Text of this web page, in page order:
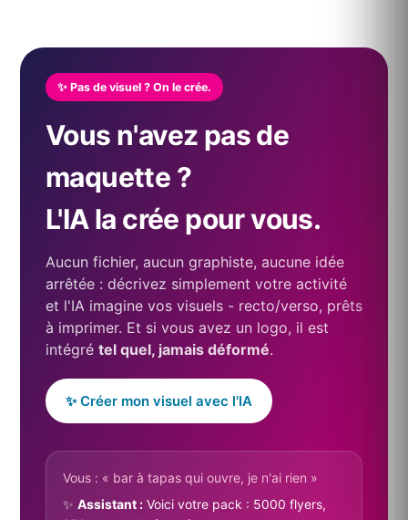
✨ Pas de visuel ? On le crée.
Vous n'avez pas de
maquette ?
L'IA la crée pour vous.
Aucun fichier, aucun graphiste, aucune idée
arrêtée : décrivez simplement votre activité
et l'IA imagine vos visuels - recto/verso, prêts
à imprimer. Et si vous avez un logo, il est
intégré tel quel, jamais déformé.
✨ Créer mon visuel avec l'IA
Vous : « bar à tapas qui ouvre, je n'ai rien »
✨ Assistant : Voici votre pack : 5000 flyers,